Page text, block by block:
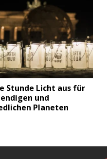
Stunde Licht aus für
und
Planeten